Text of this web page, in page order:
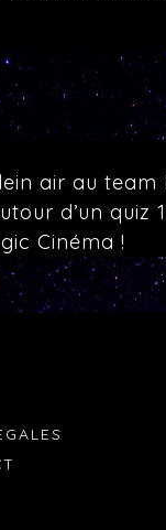
air au team
d’un quiz
Cinéma !